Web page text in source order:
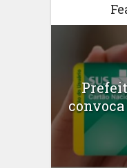
convoca